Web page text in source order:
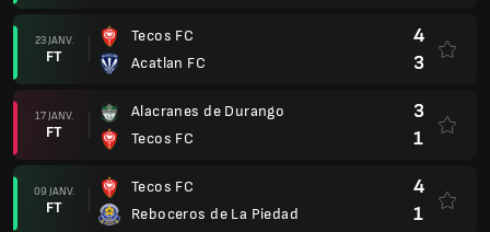
23 JANV.
FT
Tecos FC
Acatlan FC
4
3
17 JANV.
FT
Alacranes de Durango
Tecos FC
3
1
09 JANV.
FT
Tecos FC
Reboceros de La Piedad
4
1